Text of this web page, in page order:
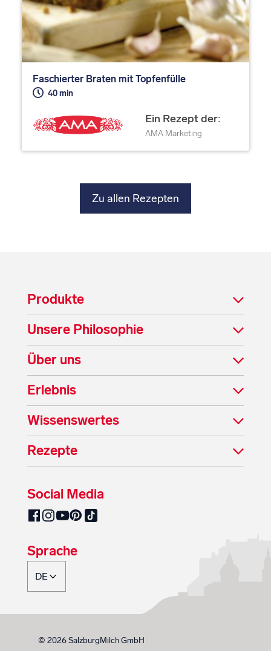
Faschierter Braten mit Topfenfülle
40 min
Ein Rezept der:
AMA Marketing
Zu allen Rezepten
Produkte
Unsere Philosophie
Über uns
Erlebnis
Wissenswertes
Rezepte
Social Media
SalzburgMilch auf Facebook
SalzburgMilch auf Instagram
SalzburgMilch auf YouTube
SalzburgMilch auf Pinterest
SalzburgMilch auf TikTok
Sprache
© 2026 SalzburgMilch GmbH